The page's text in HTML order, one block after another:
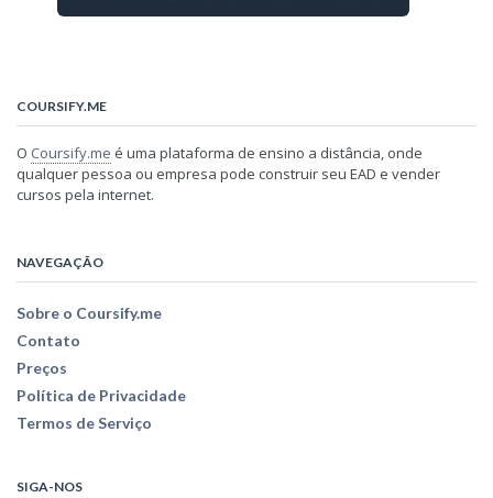
COURSIFY.ME
O Coursify.me é uma plataforma de ensino a distância, onde
qualquer pessoa ou empresa pode construir seu EAD e vender
cursos pela internet.
NAVEGAÇÃO
Sobre o Coursify.me
Contato
Preços
Política de Privacidade
Termos de Serviço
SIGA-NOS